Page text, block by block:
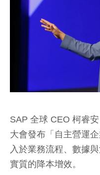
SAP 全球 CEO 柯睿
大會發布「自主營運
入於業務流程、數據
實質的降本增效。